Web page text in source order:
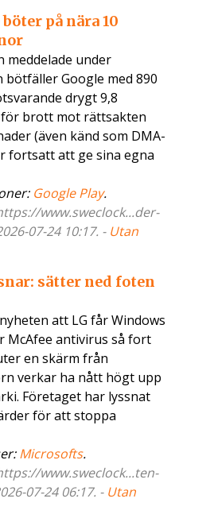
på nära 10
meddelade under
Google med 890
drygt 9,8
brott mot rättsakten
(även känd som DMA-
fortsatt att ge sina egna
Google Play.
www.sweclock...der-
07-24 10:17. - Utan
sätter ned foten
att LG får Windows
McAfee antivirus så fort
en skärm från
verkar ha nått högt upp
Företaget har lyssnat
för att stoppa
Microsofts.
www.sweclock...ten-
07-24 06:17. - Utan